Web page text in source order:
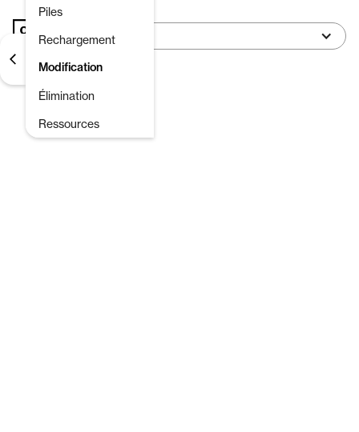
Passer
au
contenu
principal
French
Piles
Rechargement
Modification
Élimination
Ressources